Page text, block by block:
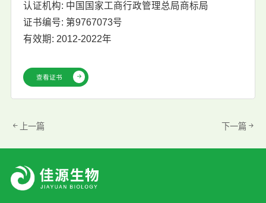
认证机构: 中国国家工商行政管理总局商标局
证书编号: 第9767073号
有效期: 2012-2022年
查看证书
上一篇 下一篇